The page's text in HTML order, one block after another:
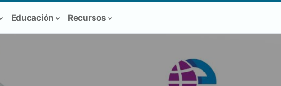
Educación Recursos